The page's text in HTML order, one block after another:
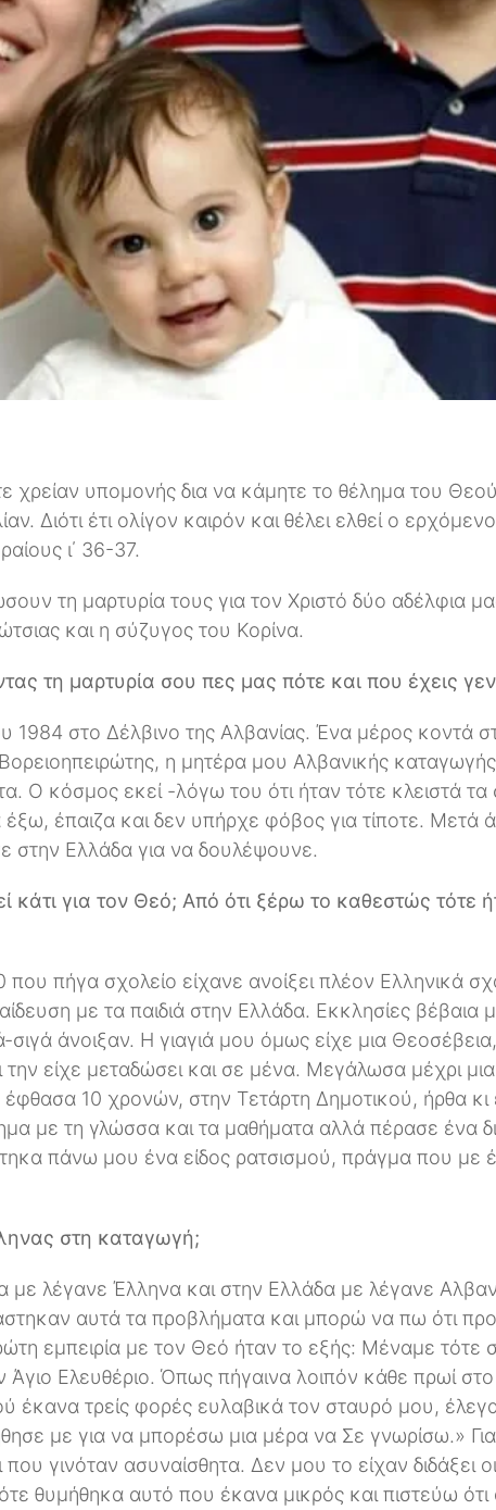
χρείαν υπομονής δια να κάμητε το θέλημα του
Διότι έτι ολίγον καιρόν και θέλει ελθεί ο
ι΄ 36-37.
τη μαρτυρία τους για τον Χριστό δύο αδέλφια
και η σύζυγος του Κορίνα.
τη μαρτυρία σου πες μας πότε και που έχεις
1984 στο Δέλβινο της Αλβανίας. Ένα μέρος κοντά
η μητέρα μου Αλβανικής
Ο κόσμος εκεί -λόγω του ότι ήταν τότε κλειστά
έπαιζα και δεν υπήρχε φόβος για τίποτε. Μετά
στην Ελλάδα για να δουλέψουνε.
κάτι για τον Θεό; Από ότι ξέρω το καθεστώς τότε
που πήγα σχολείο είχανε ανοίξει πλέον Ελληνικά
με τα παιδιά στην Ελλάδα. Εκκλησίες βέβαια
σιγά άνοιξαν. Η γιαγιά μου όμως είχε μια
είχε μεταδώσει και σε μένα. Μεγάλωσα μέχρι
έφθασα 10 χρονών, στην Τετάρτη Δημοτικού, ήρθα
με τη γλώσσα και τα μαθήματα αλλά πέρασε ένα
πάνω μου ένα είδος ρατσισμού, πράγμα που με
στη καταγωγή;
με λέγανε Έλληνα και στην Ελλάδα με λέγανε
αυτά τα προβλήματα και μπορώ να πω ότι
εμπειρία με τον Θεό ήταν το εξής: Μέναμε τότε
Άγιο Ελευθέριο. Όπως πήγαινα λοιπόν κάθε πρωί
έκανα τρείς φορές ευλαβικά τον σταυρό μου,
με για να μπορέσω μια μέρα να Σε γνωρίσω.»
γινόταν ασυναίσθητα. Δεν μου το είχαν διδάξει
θυμήθηκα αυτό που έκανα μικρός και πιστεύω